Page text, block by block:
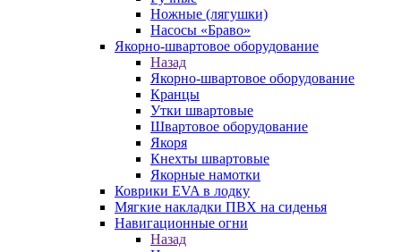
Ножные (лягушки)
Насосы «Браво»
Якорно-швартовое оборудование
Назад
Якорно-швартовое оборудование
Кранцы
Утки швартовые
Швартовое оборудование
Якоря
Кнехты швартовые
Якорные намотки
Коврики EVA в лодку
Мягкие накладки ПВХ на сиденья
Навигационные огни
Назад